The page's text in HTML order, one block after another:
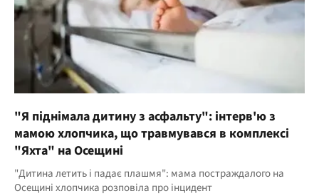
"Я піднімала дитину з асфальту": інтерв'ю з
мамою хлопчика, що травмувався в комплексі
"Яхта" на Осещині
"Дитина летить і падає плашмя": мама постраждалого на
Осещині хлопчика розповіла про інцидент